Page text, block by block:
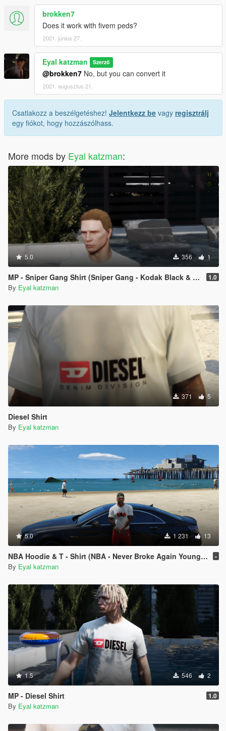
brokken7
Does it work with fivem peds?
2021. június 27.
Eyal katzman Szerző
@brokken7 No, but you can convert it
2021. augusztus 21.
Csatlakozz a beszélgetéshez! Jelentkezz be vagy regisztrálj
egy fiókot, hogy hozzászólhass.
More mods by Eyal katzman:
5.0 356 1
MP - Sniper Gang Shirt (Sniper Gang - Kodak Black & Jackboy gang) 1.0
By Eyal katzman
371 5
Diesel Shirt
By Eyal katzman
5.0 1 231 13
NBA Hoodie & T - Shirt (NBA - Never Broke Again Youngboy Gang) -
By Eyal katzman
1.5 546 2
MP - Diesel Shirt 1.0
By Eyal katzman